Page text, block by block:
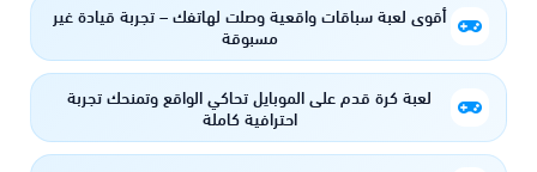
أقوى لعبة سباقات واقعية وصلت لهاتفك – تجربة قيادة غير
مسبوقة
لعبة كرة قدم على الموبايل تحاكي الواقع وتمنحك تجربة
احترافية كاملة